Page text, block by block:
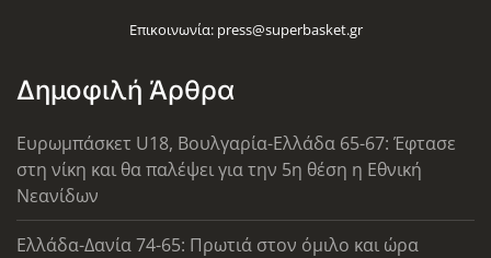
Επικοινωνία: press@superbasket.gr
Δημοφιλή Άρθρα
Ευρωμπάσκετ U18, Βουλγαρία-Ελλάδα 65-67: Έφτασε
στη νίκη και θα παλέψει για την 5η θέση η Εθνική
Νεανίδων
Ελλάδα-Δανία 74-65: Πρωτιά στον όμιλο και ώρα